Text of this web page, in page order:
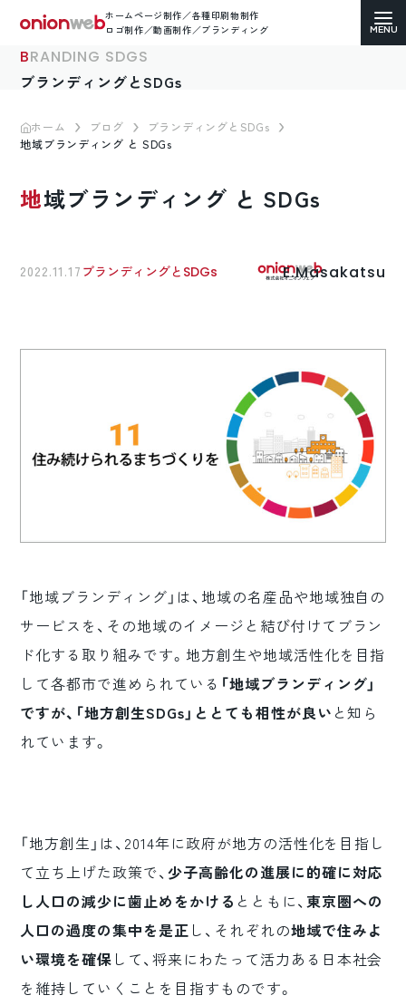
ホームページ制作／各種印刷物制作
ロゴ制作／動画制作／ブランディング
ホームページ制作
コーポレートサイト
ロゴマーク制作
ブランディング
BRANDING SDGS
ブランディングとSDGs
ホーム ブログ
ブランディングとSDGs
地域ブランディング と SDGs
地域ブランディング と SDGs
2022.11.17 ブランディングとSDGs E.Masakatsu
「地域ブランディング」は、地域の名産品や地域独自の
サービスを、その地域のイメージと結び付けてブラン
ド化する取り組みです。地方創生や地域活性化を目指
して各都市で進められている 「地域ブランディング」
ですが、「地方創生SDGs」ととても相性が良い と知ら
れています。
「地方創生」は、2014年に政府が地方の活性化を目指し
て立ち上げた政策で、少子高齢化の進展に的確に対応
し人口の減少に歯止めをかける とともに、 東京圏への
人口の過度の集中を是正
し、それぞれの地域で住みよ
い環境を確保
して、将来にわたって活力ある日本社会
を維持していくことを目指すものです。